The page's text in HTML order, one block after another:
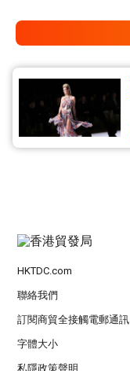
HKTDC.com
聯絡我們
訂閱商貿全接觸電郵通訊
字體大小
私隱政策聲明